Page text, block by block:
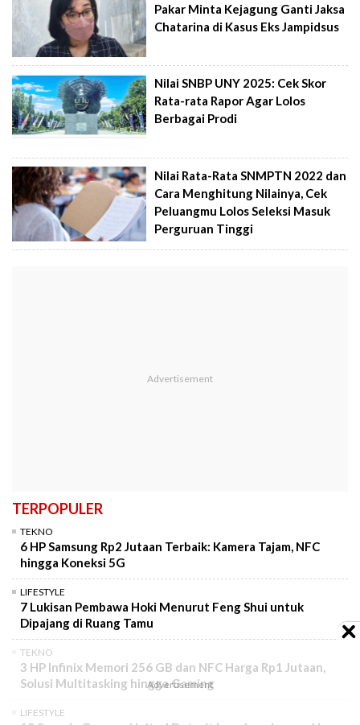
Pakar Minta Kejagung Ganti Jaksa
Chatarina di Kasus Eks Jampidsus
Nilai SNBP UNY 2025: Cek Skor
Rata-rata Rapor Agar Lolos
Berbagai Prodi
Nilai Rata-Rata SNMPTN 2022 dan
Cara Menghitung Nilainya, Cek
Peluangmu Lolos Seleksi Masuk
Perguruan Tinggi
TERPOPULER
TEKNO
6 HP Samsung Rp2 Jutaan Terbaik: Kamera Tajam, NFC
hingga Koneksi 5G
LIFESTYLE
7 Lukisan Pembawa Hoki Menurut Feng Shui untuk
Dipajang di Ruang Tamu
TEKNO
3 HP Infinix Memori 256 GB dan NFC Harga Rp1 Jutaan,
Solusi Multitasking hingga Gaming
LIFESTYLE